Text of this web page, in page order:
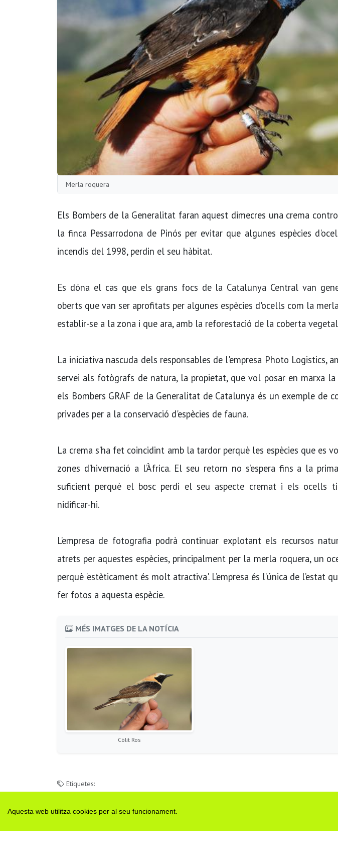
Aquesta web utilitza cookies per al seu funcionament.
Merla roquera
Els Bombers de la Generalitat faran aquest dimecres una crema
la finca Pessarrodona de Pinós per evitar que algunes espècies
incendis del 1998, perdin el seu hàbitat.
Es dóna el cas que els grans focs de la Catalunya Central van
oberts que van ser aprofitats per algunes espècies d'ocells com la
establir-se a la zona i que ara, amb la reforestació de la coberta
La iniciativa nascuda dels responsables de l'empresa Photo Logistics,
servei als fotògrafs de natura, la propietat, que vol posar en marxa la
els Bombers GRAF de la Generalitat de Catalunya és un exemple de
privades per a la conservació d'espècies de fauna.
La crema s’ha fet coincidint amb la tardor perquè les espècies que es
zones d’hivernació a l’Àfrica. El seu retorn no s’espera fins a la
suficient perquè el bosc perdi el seu aspecte cremat i els ocells
nidificar-hi.
L’empresa de fotografia podrà continuar explotant els recursos
atrets per aquestes espècies, principalment per la merla roquera, un
perquè 'estèticament és molt atractiva'. L’empresa és l’única de l’estat
fer fotos a aquesta espècie.
MÉS IMATGES DE LA NOTÍCIA
Còlit Ros
Etiquetes: